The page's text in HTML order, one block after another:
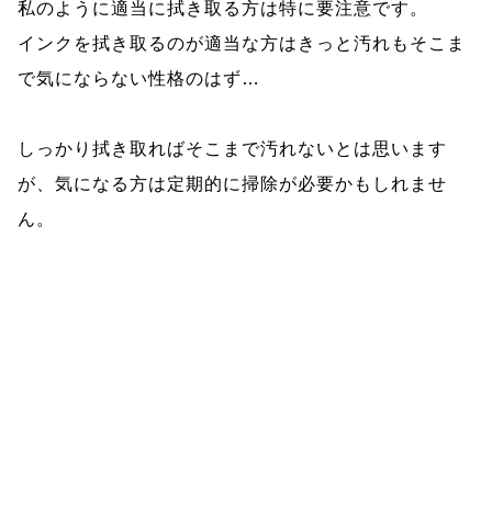
私のように適当に拭き取る方は特に要注意です。
インクを拭き取るのが適当な方はきっと汚れもそこま
で気にならない性格のはず…
しっかり拭き取ればそこまで汚れないとは思います
が、気になる方は定期的に掃除が必要かもしれませ
ん。